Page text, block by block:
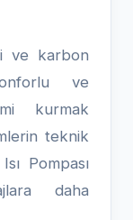
ve karbon
ve
kurmak
teknik
Pompası
daha